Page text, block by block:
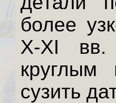
более
Х-ХI вв.
круглым
сузить